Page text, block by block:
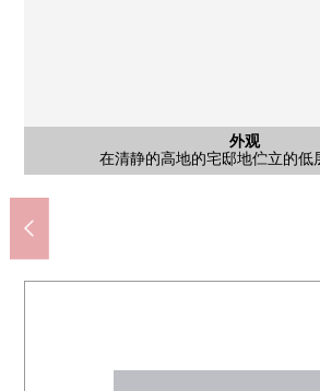
外观
在清静的高地的宅邸地伫立的低
入口
在入口的前面的泊车走道
入口
入口防盗门
共有部分
物业管理处
大厅
休息室
大厅
主要的休息室。成熟稳重的
共有部分
信箱和智能快递柜
其他内省
专用贮藏室有
共有部分
内走廊
共有部分
EV礼堂